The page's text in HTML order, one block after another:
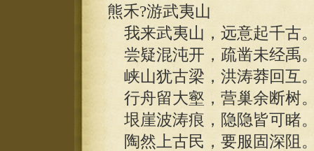
熊禾?游武夷山
我来武夷山，远意起千古
尝疑混沌开，疏凿未经禹
峡山犹古梁，洪涛莽回互
行舟留大壑，营巢余断树
垠崖波涛痕，隐隐皆可睹
陶然上古民，要服固深阻